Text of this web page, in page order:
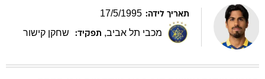
תאריך לידה: 17/5/1995
מכבי תל אביב, תפקיד: שחקן קישור